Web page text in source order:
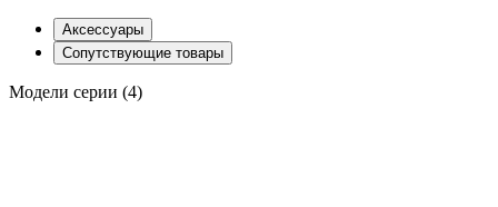
Аксессуары
Сопутствующие товары
Модели серии (4)